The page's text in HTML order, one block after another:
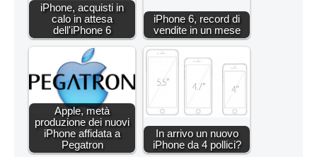
iPhone, acquisti in
calo in attesa
dell'iPhone 6
iPhone 6, record di
vendite in un mese
Apple, metà
produzione dei nuovi
iPhone affidata a
Pegatron
In arrivo un nuovo
iPhone da 4 pollici?